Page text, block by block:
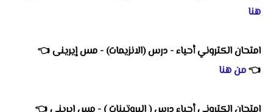
هنا
امتحان الكتروني أحياء - درس (الانزيمات) - مس إيرينى👈
👈من هنا